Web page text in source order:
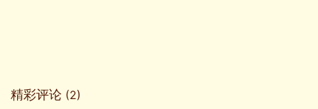
精彩评论 (2)